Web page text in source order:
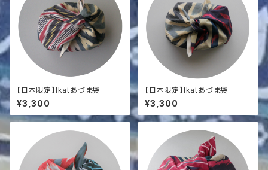
【日本限定】Ikatあづま袋
¥3,300
【日本限定】Ikatあづま袋
¥3,300